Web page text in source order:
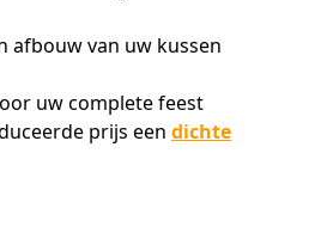
afbouw van uw kussen
uw complete feest
prijs een dichte